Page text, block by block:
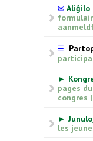
✉ Aliĝilo
☰
►
pages
congres
►
les